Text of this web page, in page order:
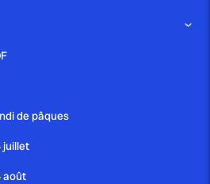
mai 2025 par Christophe Le Dref
pour identifier...
de pâques
juillet
août